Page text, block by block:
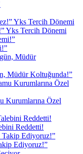
Yks Tercih Dönemi
Müdür Koltuğunda!”
Kurumlarına Özel
Reddetti!
Ediyoruz!”